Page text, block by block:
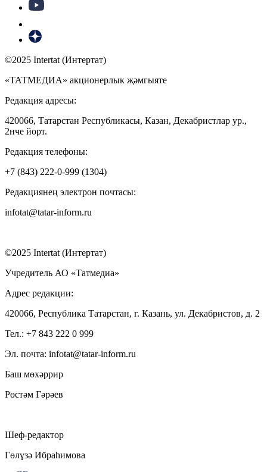
©2025 Intertat (Интертат)
«ТАТМЕДИА» акционерлык җәмгыяте
Редакция адресы:
420066, Татарстан Республикасы, Казан, Декабристлар ур.,
2нче йорт.
Редакция телефоны:
+7 (843) 222-0-999 (1304)
Редакциянең электрон почтасы:
infotat@tatar-inform.ru
©2025 Intertat (Интертат)
Учредитель АО «Татмедиа»
Адрес редакции:
420066, Республика Татарстан, г. Казань, ул. Декабристов, д. 2
Тел.: +7 843 222 0 999
Эл. почта: infotat@tatar-inform.ru
Баш мөхәррир
Рөстәм Гәрәев
Шеф-редактор
Гөлүзә Ибраһимова